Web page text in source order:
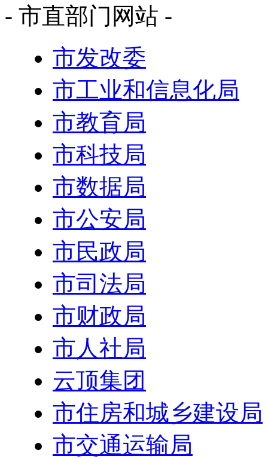
- 市直部门网站 -
市发改委
市工业和信息化局
市教育局
市科技局
市数据局
市公安局
市民政局
市司法局
市财政局
市人社局
云顶集团
市住房和城乡建设局
市交通运输局